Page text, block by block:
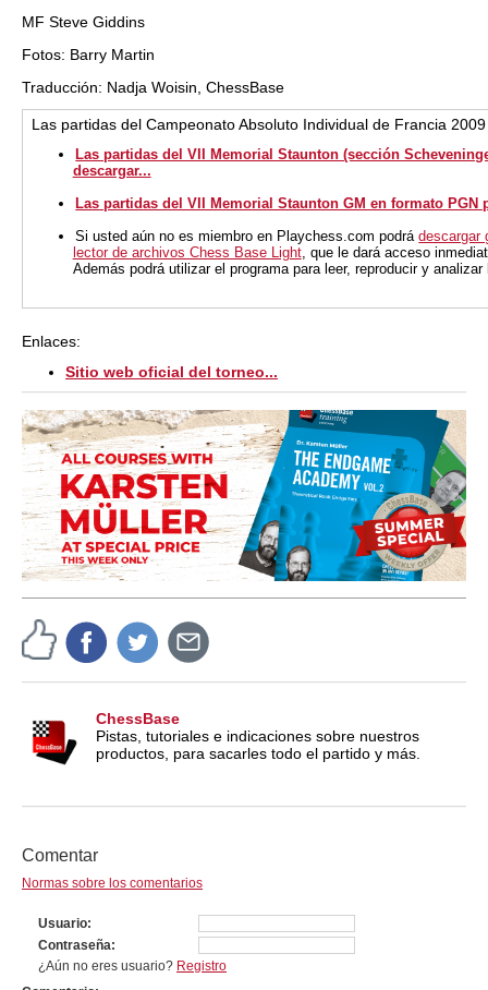
MF Steve Giddins
Fotos: Barry Martin
Traducción: Nadja Woisin, ChessBase
Las partidas del Campeonato Absoluto Individual de Francia 2009
Las partidas del VII Memorial Staunton (sección
descargar...
Las partidas del VII Memorial Staunton GM en formato PGN
Si usted aún no es miembro en Playchess.com podrádescargar
lector de archivos Chess Base Light, que le dará acceso
Además podrá utilizar el programa para leer, reproducir y
Enlaces:
Sitio web oficial del torneo...
ChessBase
Pistas, tutoriales e indicaciones sobre nuestros
productos, para sacarles todo el partido y más.
Comentar
Normas sobre los comentarios
Usuario
Contraseña
¿Aún no eres usuario? Registro